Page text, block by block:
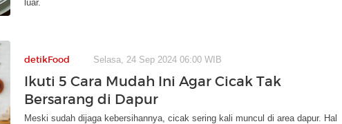
luar.
detikFood Selasa, 24 Sep 2024 06:00 WIB
Ikuti 5 Cara Mudah Ini Agar Cicak Tak
Bersarang di Dapur
Meski sudah dijaga kebersihannya, cicak sering kali muncul di area dapur. Hal